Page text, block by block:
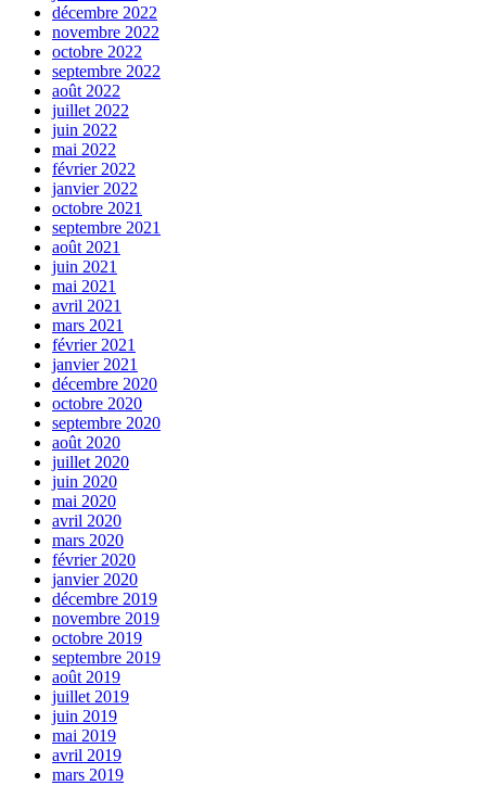
décembre 2022
novembre 2022
octobre 2022
septembre 2022
août 2022
juillet 2022
juin 2022
mai 2022
février 2022
janvier 2022
octobre 2021
septembre 2021
août 2021
juin 2021
mai 2021
avril 2021
mars 2021
février 2021
janvier 2021
décembre 2020
octobre 2020
septembre 2020
août 2020
juillet 2020
juin 2020
mai 2020
avril 2020
mars 2020
février 2020
janvier 2020
décembre 2019
novembre 2019
octobre 2019
septembre 2019
août 2019
juillet 2019
juin 2019
mai 2019
avril 2019
mars 2019